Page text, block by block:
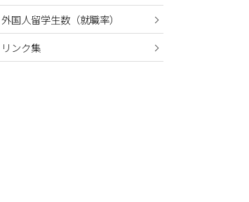
2023年12月
2023年11月
2023年10月
外国人留学生数（就職率）
リンク集